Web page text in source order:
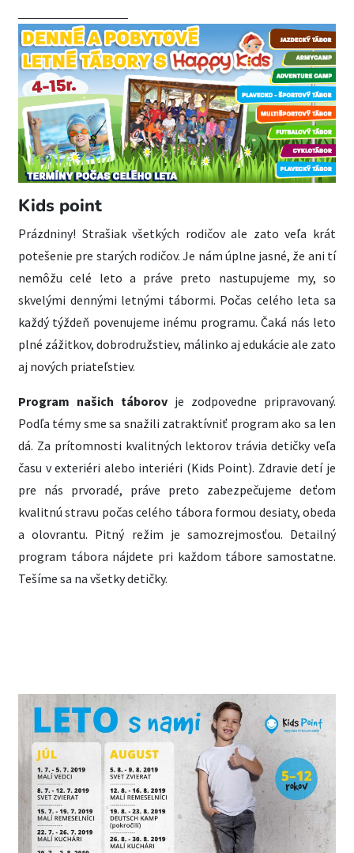
Kids point
Prázdniny! Strašiak všetkých rodičov ale zato veľa krát
potešenie pre starých rodičov. Je nám úplne jasné, že ani tí
nemôžu celé leto a práve preto nastupujeme my, so
skvelými dennými letnými tábormi. Počas celého leta sa
každý týždeň povenujeme inému programu. Čaká nás leto
plné zážitkov, dobrodružstiev, málinko aj edukácie ale zato
aj nových priateľstiev.
Program našich táborov je zodpovedne pripravovaný.
Podľa témy sme sa snažili zatraktívniť program ako sa len
dá. Za prítomnosti kvalitných lektorov trávia detičky veľa
času v exteriéri alebo interiéri (Kids Point). Zdravie detí je
pre nás prvoradé, práve preto zabezpečujeme deťom
kvalitnú stravu počas celého tábora formou desiaty, obeda
a olovrantu. Pitný režim je samozrejmosťou. Detailný
program tábora nájdete pri každom tábore samostatne.
Tešíme sa na všetky detičky.